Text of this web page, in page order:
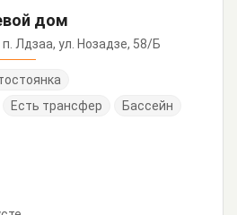
дом
Лдзаа, ул. Нозадзе, 58/Б
Есть трансфер Бассейн